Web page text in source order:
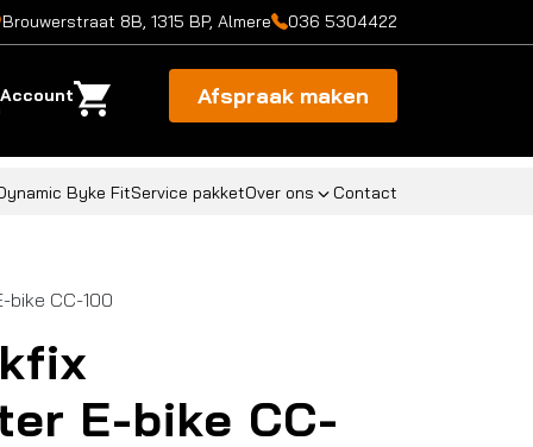
Brouwerstraat 8B, 1315 BP, Almere 036 5304422
Account Afspraak maken
Byke FitService pakketOver ons Contact
CC-100
E-bike CC-